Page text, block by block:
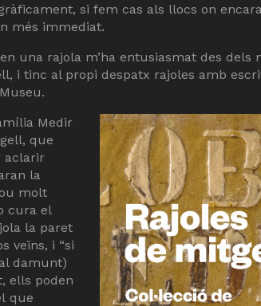
si fem cas als llocs on
més immediat.
una rajola m’ha entusiasmat des dels
i tinc al propi despatx rajoles amb
Medir
que
aclarir
la
molt
cura el
la paret
veïns, i “si
damunt)
ells poden
que